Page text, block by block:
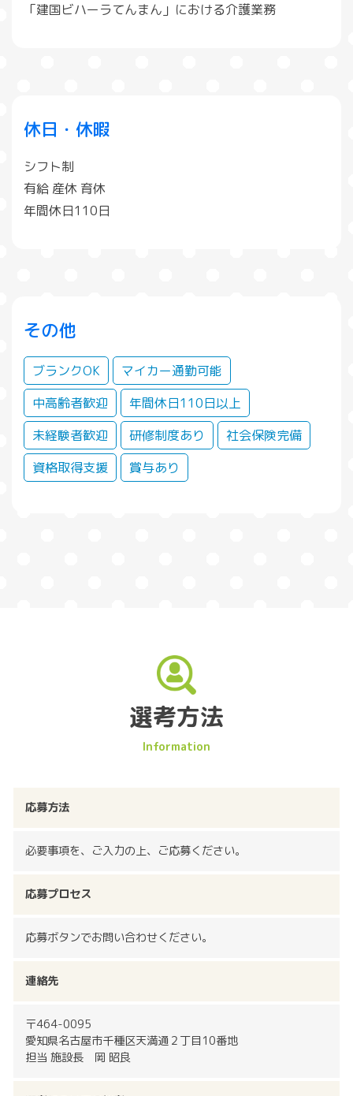
「建国ビハーラてんまん」における介護業務
休日・休暇
シフト制
有給 産休 育休
年間休日110日
その他
ブランクOK
マイカー通勤可能
中高齢者歓迎
年間休日110日以上
未経験者歓迎
研修制度あり
社会保険完備
資格取得支援
賞与あり
選考方法
応募方法
必要事項を、ご入力の上、ご応募ください。
応募プロセス
応募ボタンでお問い合わせください。
連絡先
〒464-0095
愛知県名古屋市千種区天満通２丁目10番地
担当 施設長 岡 昭良